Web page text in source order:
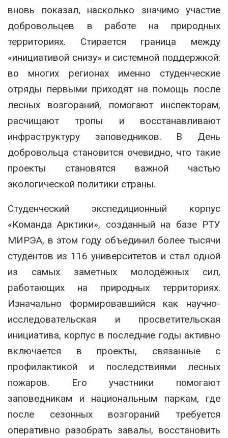
вновь показал, насколько значимо участие
добровольцев в работе на природных
территориях. Стирается граница между
«инициативой снизу» и системной поддержкой:
во многих регионах именно студенческие
отряды первыми приходят на помощь после
лесных возгораний, помогают инспекторам,
расчищают тропы и восстанавливают
инфраструктуру заповедников. В День
добровольца становится очевидно, что такие
проекты становятся важной частью
экологической политики страны.
Студенческий экспедиционный корпус
«Команда Арктики», созданный на базе РТУ
МИРЭА, в этом году объединил более тысячи
студентов из 116 университетов и стал одной
из самых заметных молодёжных сил,
работающих на природных территориях.
Изначально формировавшийся как научно-
исследовательская и просветительская
инициатива, корпус в последние годы активно
включается в проекты, связанные с
профилактикой и последствиями лесных
пожаров. Его участники помогают
заповедникам и национальным паркам, где
после сезонных возгораний требуется
оперативно разобрать завалы, восстановить